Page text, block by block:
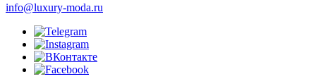
info@luxury-moda.ru